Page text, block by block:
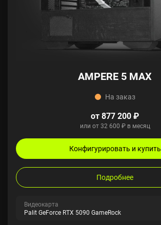
AMPERE 5 MAX
На заказ
от 877 200 ₽
или от 32 600 ₽ в месяц
Конфигурировать и купить
Подробнее
Видеокарта
Palit GeForce RTX 5090 GameRock